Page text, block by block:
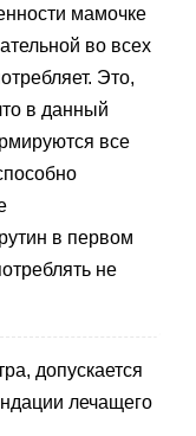
мамочке
во всех
Это,
в данный
все
в первом
не
допускается
лечащего